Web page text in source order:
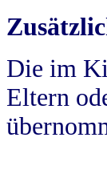
Die im
Eltern